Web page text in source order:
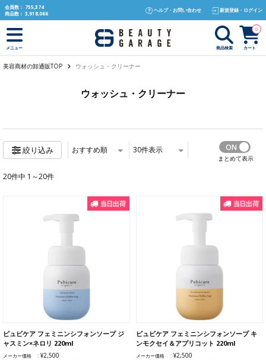
text.skipToContent
text.skipToNavigation
会員数： 755,374
商品数： 3,918,066
ヘルプ・お問い合わせ 新規登録・ログイン
メニュー 商品検索 カート
0
美容商材の卸通販TOP ウォッシュ・クリーナー
ウォッシュ・クリーナー
絞り込み おすすめ順 30件表示
まとめて表示
20件中 1～20件
ピュビケア フェミニンシフォンソープ ジ
ャスミン×ネロリ 220ml
メーカー価格 ¥2,500
ピュビケア フェミニンシフォンソープ キ
ンモクセイ＆アプリコット 220ml
メーカー価格 ¥2,500